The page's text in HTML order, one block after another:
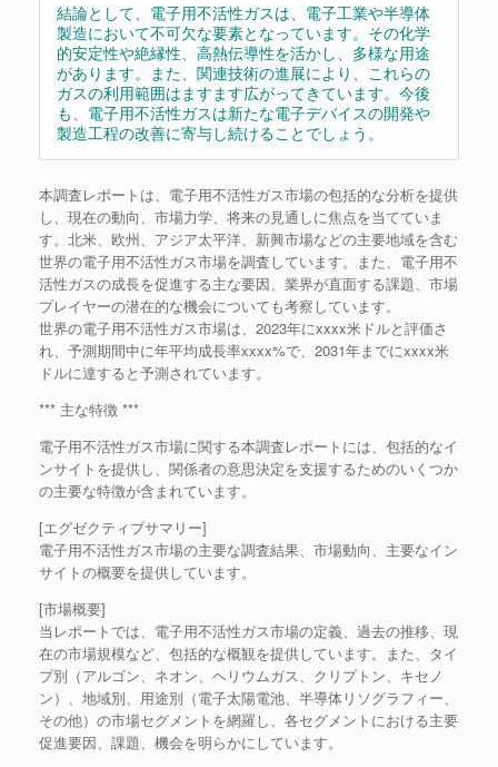
結論として、電子用不活性ガスは、電子工業や半導体
製造において不可欠な要素となっています。その化学
的安定性や絶縁性、高熱伝導性を活かし、多様な用途
があります。また、関連技術の進展により、これらの
ガスの利用範囲はますます広がってきています。今後
も、電子用不活性ガスは新たな電子デバイスの開発や
製造工程の改善に寄与し続けることでしょう。
本調査レポートは、電子用不活性ガス市場の包括的な分析を提供
し、現在の動向、市場力学、将来の見通しに焦点を当てていま
す。北米、欧州、アジア太平洋、新興市場などの主要地域を含む
世界の電子用不活性ガス市場を調査しています。また、電子用不
活性ガスの成長を促進する主な要因、業界が直面する課題、市場
プレイヤーの潜在的な機会についても考察しています。
世界の電子用不活性ガス市場は、2023年にxxxx米ドルと評価さ
れ、予測期間中に年平均成長率xxxx%で、2031年までにxxxx米
ドルに達すると予測されています。
*** 主な特徴 ***
電子用不活性ガス市場に関する本調査レポートには、包括的なイ
ンサイトを提供し、関係者の意思決定を支援するためのいくつか
の主要な特徴が含まれています。
[エグゼクティブサマリー]
電子用不活性ガス市場の主要な調査結果、市場動向、主要なイン
サイトの概要を提供しています。
[市場概要]
当レポートでは、電子用不活性ガス市場の定義、過去の推移、現
在の市場規模など、包括的な概観を提供しています。また、タイ
プ別（アルゴン、ネオン、ヘリウムガス、クリプトン、キセノ
ン）、地域別、用途別（電子太陽電池、半導体リソグラフィー、
その他）の市場セグメントを網羅し、各セグメントにおける主要
促進要因、課題、機会を明らかにしています。